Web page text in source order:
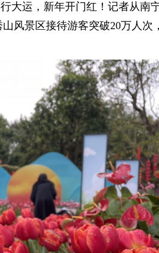
大运，新年开门红！记者从南
风景区接待游客突破20万人次